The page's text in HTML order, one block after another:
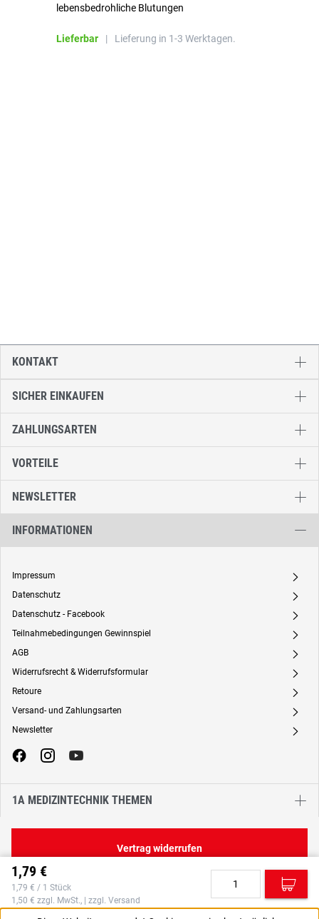
1,79 €
1,79 € / 1 Stück
1,50 € zzgl. MwSt., | zzgl. Versand
C
lebensbedrohliche Blutungen
Lieferbar | Lieferung in 1-3 Werktagen.
SICHER EINKAUFEN
ZAHLUNGSARTEN
VORTEILE
NEWSLETTER
INFORMATIONEN
Impressum A
Datenschutz A
Datenschutz - Facebook A
Teilnahmebedingungen Gewinnspiel A
AGB A
Widerrufsrecht & Widerrufsformular A
Retoure A
Versand- und Zahlungsarten A
Newsletter A
1A MEDIZINTECHNIK THEMEN
KONTAKT
Vertrag widerrufen